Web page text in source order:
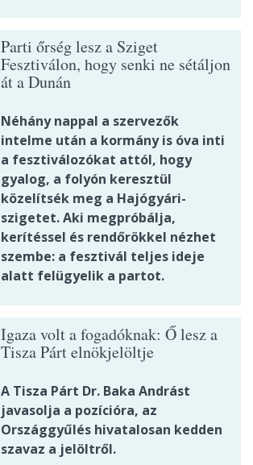
Parti őrség lesz a Sziget
Fesztiválon, hogy senki ne sétáljon
át a Dunán
Néhány nappal a szervezők
intelme után a kormány is óva inti
a fesztiválozókat attól, hogy
gyalog, a folyón keresztül
közelítsék meg a Hajógyári-
szigetet. Aki megpróbálja,
kerítéssel és rendőrökkel nézhet
szembe: a fesztivál teljes ideje
alatt felügyelik a partot.
Igaza volt a fogadóknak: Ő lesz a
Tisza Párt elnökjelöltje
A Tisza Párt Dr. Baka Andrást
javasolja a pozícióra, az
Országgyűlés hivatalosan kedden
szavaz a jelöltről.